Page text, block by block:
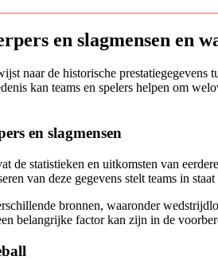
en slagmensen
naar de historische
kan teams en spelers helpen om
en slagmensen
de statistieken en uitkomsten van
van deze gegevens stelt teams in
bronnen, waaronder
belangrijke factor kan zijn in de